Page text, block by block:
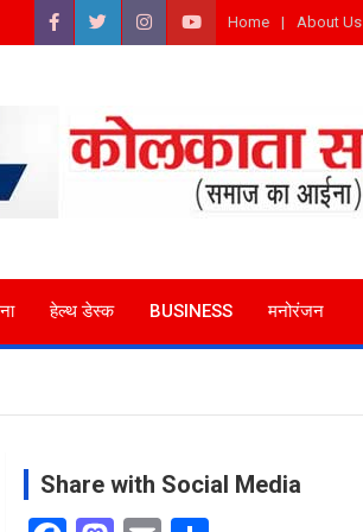
Home About Us
हेल्थ डेस्क BUSINESS मनोरंजन
Share with Social Media